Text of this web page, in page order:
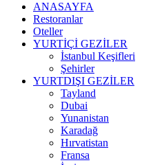
ANASAYFA
Restoranlar
Oteller
YURTİÇİ GEZİLER
İstanbul Keşifleri
Şehirler
YURTDIŞI GEZİLER
Tayland
Dubai
Yunanistan
Karadağ
Hırvatistan
Fransa